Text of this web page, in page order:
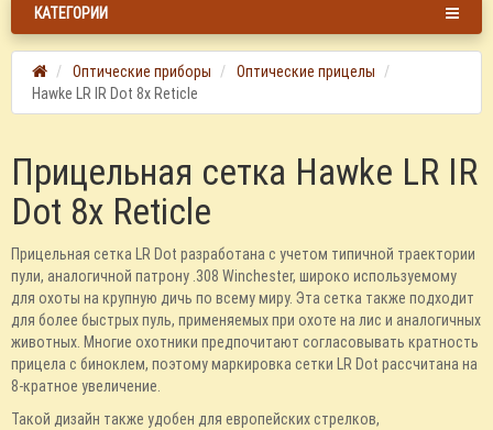
КАТЕГОРИИ
Оптические приборы
Оптические прицелы
Hawke LR IR Dot 8x Reticle
Прицельная сетка Hawke LR IR
Dot 8x Reticle
Прицельная сетка LR Dot разработана с учетом типичной траектории
пули, аналогичной патрону .308 Winchester, широко используемому
для охоты на крупную дичь по всему миру. Эта сетка также подходит
для более быстрых пуль, применяемых при охоте на лис и аналогичных
животных. Многие охотники предпочитают согласовывать кратность
прицела с биноклем, поэтому маркировка сетки LR Dot рассчитана на
8-кратное увеличение.
Такой дизайн также удобен для европейских стрелков,